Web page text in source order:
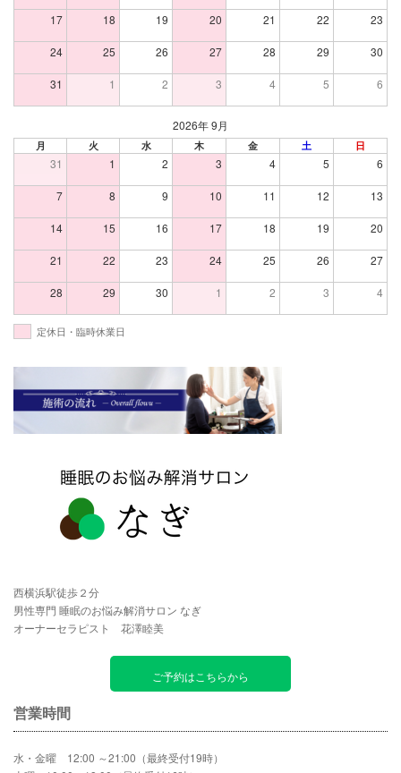
17 18 19 20 21 22 23
24 25 26 27 28 29 30
31 1 2 3 4 5 6
2026年 9月
月 火 水 木 金 土 日
31 1 2 3 4 5 6
7 8 9 10 11 12 13
14 15 16 17 18 19 20
21 22 23 24 25 26 27
28 29 30 1 2 3 4
定休日・臨時休業日
西横浜駅徒歩２分
男性専門 睡眠のお悩み解消サロン なぎ
オーナーセラピスト 花澤睦美
ご予約はこちらから
営業時間
水・金曜 12:00 ～21:00（最終受付19時）